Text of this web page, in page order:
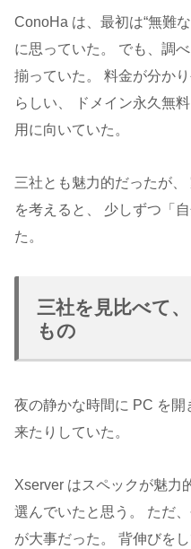
ConoHa は、最初は“無難
に思っていた。 でも、調
揃っていた。 料金が分か
らしい、 ドメイン永久無
用に向いていた。
三社とも魅力的だったが
を考えると、 少しずつ「
た。
三社を見比べて
もの
夜の静かな時間に PC を開
来たりしていた。
Xserver はスペックが魅力
選んでいたと思う。 ただ
が大事だった。 背伸びを